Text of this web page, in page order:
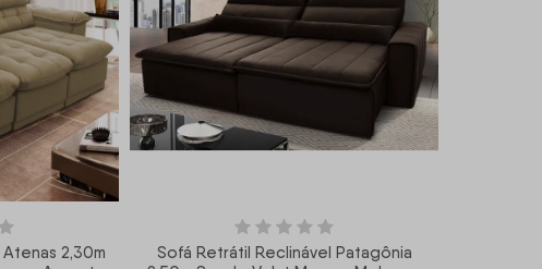
2,30m
Sofá Retrátil Reclinável Patagônia